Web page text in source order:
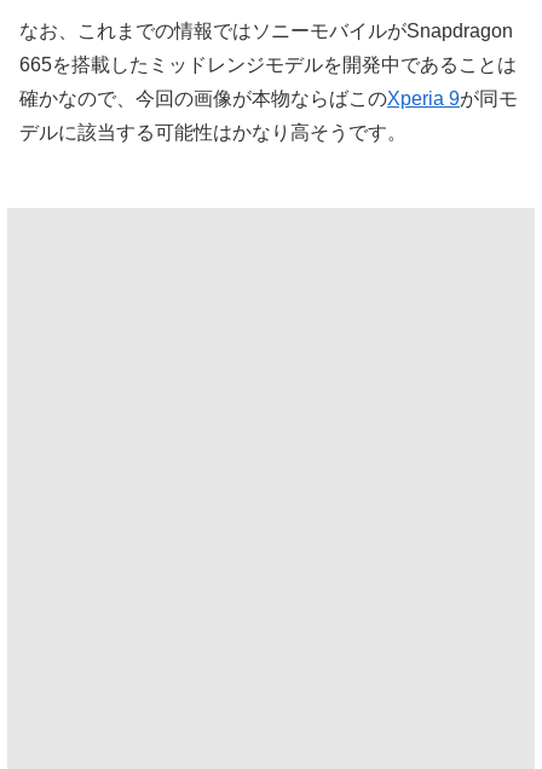
なお、これまでの情報ではソニーモバイルがSnapdragon
665を搭載したミッドレンジモデルを開発中であることは
確かなので、今回の画像が本物ならばこのXperia 9が同モ
デルに該当する可能性はかなり高そうです。